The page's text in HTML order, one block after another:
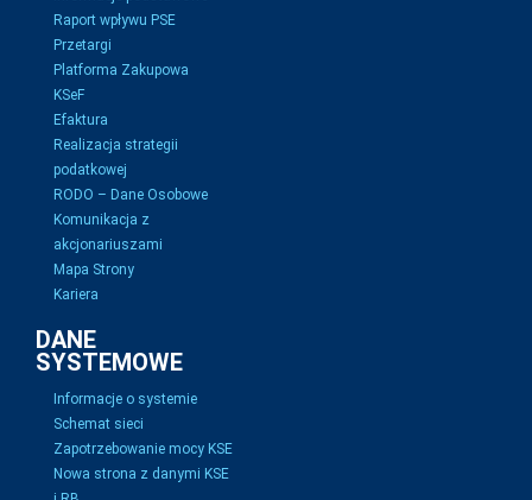
Raport wpływu PSE
Przetargi
Platforma Zakupowa
KSeF
Efaktura
Realizacja strategii
podatkowej
RODO – Dane Osobowe
Komunikacja z
akcjonariuszami
Mapa Strony
Kariera
DANE
SYSTEMOWE
Informacje o systemie
Schemat sieci
Zapotrzebowanie mocy KSE
Nowa strona z danymi KSE